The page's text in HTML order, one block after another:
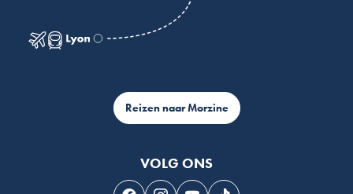
Reizen naar Morzine
VOLG ONS